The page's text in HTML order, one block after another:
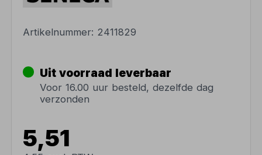
Artikelnummer: 2411829
Uit voorraad leverbaar
Voor 16.00 uur besteld, dezelfde dag
verzonden
5,51